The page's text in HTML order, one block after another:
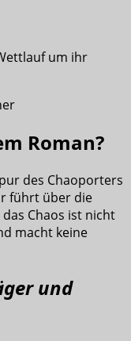
um ihr
Roman?
des Chaoporters
führt über die
Chaos ist nicht
macht keine
und